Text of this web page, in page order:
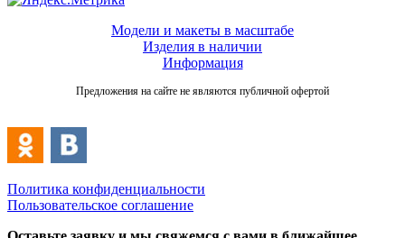
Модели и макеты в масштабе
Изделия в наличии
Информация
Предложения на сайте не являются публичной офертой
Политика конфиденциальности
Пользовательское соглашение